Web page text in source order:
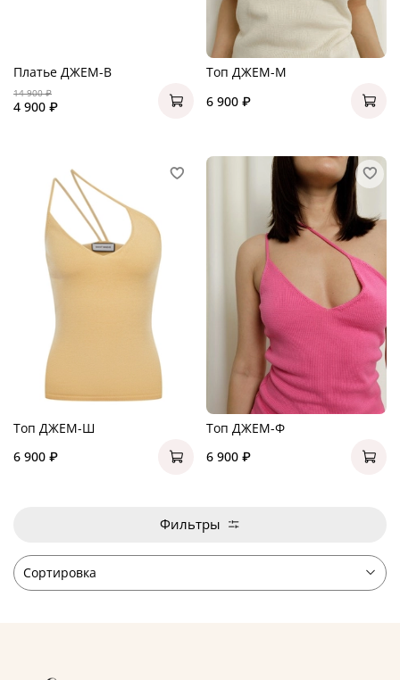
Платье ДЖЕМ-B
14 900 ₽
4 900 ₽
Топ ДЖЕМ-M
6 900 ₽
Топ ДЖЕМ-Ш
6 900 ₽
Топ ДЖЕМ-Ф
6 900 ₽
Фильтры